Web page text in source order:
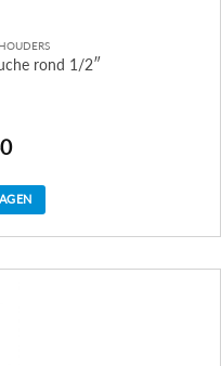
rond 1/2″